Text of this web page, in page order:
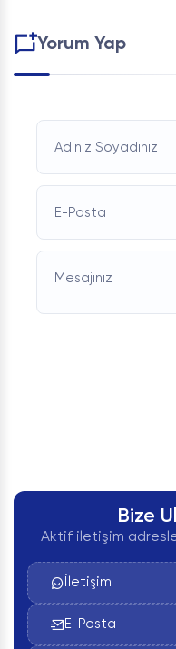
Yorum Yap
Adınız Soyadınız
E-Posta
Mesajınız
Bize
Aktif iletişim
İletişim
E-Posta